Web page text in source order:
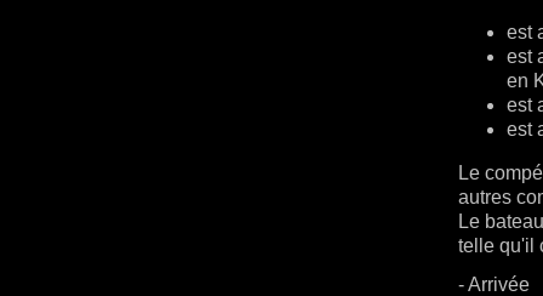
est
est
en
est
est
Le
autres
Le
telle qu'il
- Arrivée